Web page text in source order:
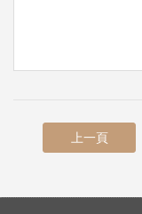
上一頁